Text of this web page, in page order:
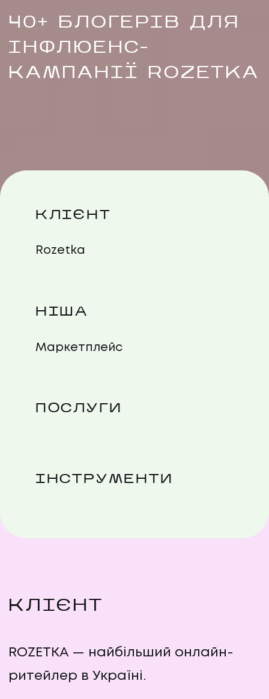
40+ БЛОГЕРІВ ДЛЯ
ІНФЛЮЕНС-
КАМПАНІЇ ROZETKA
КЛІЄНТ
Rozetka
НІША
Маркетплейс
ПОСЛУГИ
ІНСТРУМЕНТИ
КЛІЄНТ
ROZETKA — найбільший онлайн-
ритейлер в Україні.